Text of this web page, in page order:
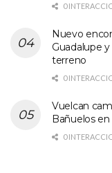
0
Nuevo
Guadalupe
terreno
0
Vuelcan
Bañuelos
0